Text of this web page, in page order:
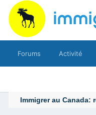
Forums Activité